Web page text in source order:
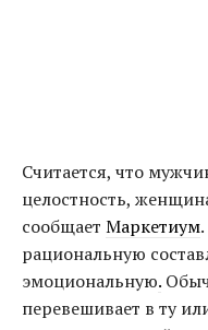
Считается, что
целостность,
сообщает Маркетиум
рациональную
эмоциональную.
перевешивает в ту